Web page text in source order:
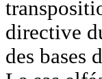
directive
des bases